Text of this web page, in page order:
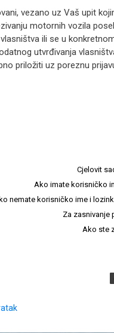
vezano uz Vaš upit
motornih vozila
ili se u
utvrđivanja
priložiti uz poreznu
Cjelovit
Ako imate korisničko
nemate korisničko ime i
Za
Ako ste